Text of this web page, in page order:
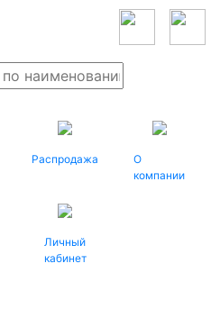
Распродажа
О
компании
Личный
кабинет